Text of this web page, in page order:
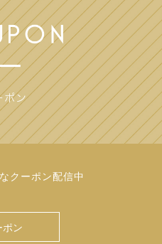
クーポン配信中
ポン